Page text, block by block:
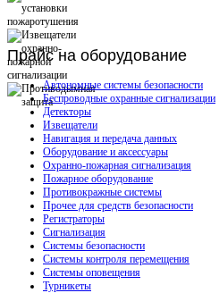
Прайсна оборудование
Автономные системы безопасности
Беспроводные охранные сигнализации
Детекторы
Извещатели
Навигация и передача данных
Оборудование и аксессуары
Охранно-пожарная сигнализация
Пожарное оборудование
Противокражные системы
Прочее для средств безопасности
Регистраторы
Сигнализация
Системы безопасности
Системы контроля перемещения
Системы оповещения
Турникеты